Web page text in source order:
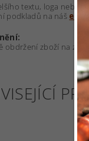
textu, loga nebo
podkladů na náš e-
obdržení zboží na